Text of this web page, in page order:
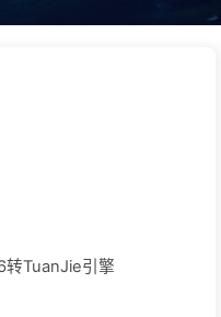
TuanJie引擎